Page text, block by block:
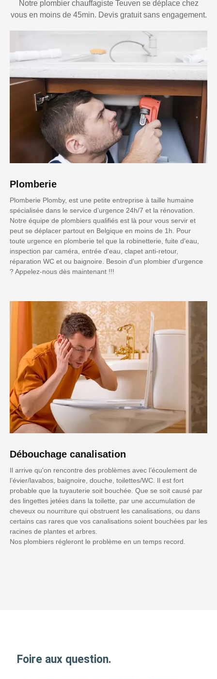
Notre plombier chauffagiste Teuven se déplace chez
vous en moins de 45min. Devis gratuit sans engagement.
Plomberie
Plomberie Plomby, est une petite entreprise à taille humaine
spécialisée dans le service d’urgence 24h/7 et la rénovation.
Notre équipe de plombiers qualifiés est là pour vous servir et
peut se déplacer partout en Belgique en moins de 1h. Pour
toute urgence en plomberie tel que la robinetterie, fuite d'eau,
inspection par caméra, entrée d'eau, clapet anti-retour,
réparation WC et ou baignoire. Besoin d'un plombier d'urgence
? Appelez-nous dès maintenant !!!
Débouchage canalisation
Il arrive qu'on rencontre des problèmes avec l’écoulement de
l’évier/lavabos, baignoire, douche, toilettes/WC. Il est fort
probable que la tuyauterie soit bouchée. Que se soit causé par
des lingettes jetées dans la toilette, par une accumulation de
cheveux ou nourriture qui obstruent les canalisations, ou dans
certains cas rares que vos canalisations soient bouchées par les
racines de plantes et arbres.
Nos plombiers régleront le problème en un temps record.
Foire aux question.